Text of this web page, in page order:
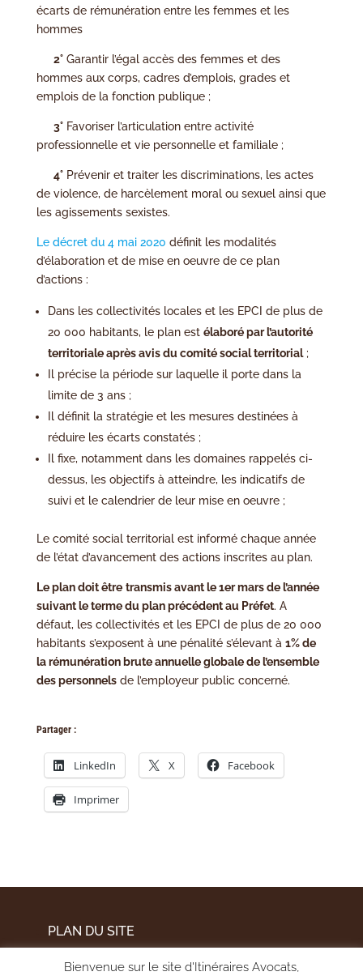
écarts de rémunération entre les femmes et les
hommes
2°Garantir l’égal accès des femmes et des
hommes aux corps, cadres d’emplois, grades et
emplois de la fonction publique ;
3°Favoriser l’articulation entre activité
professionnelle et vie personnelle et familiale ;
4°Prévenir et traiter les discriminations, les actes
de violence, de harcèlement moral ou sexuel ainsi que
les agissements sexistes.
Le décret du 4 mai 2020 définit les modalités
d’élaboration et de mise en oeuvre de ce plan
d’actions :
Dans les collectivités locales et les EPCI de plus de
20 000 habitants, le plan est élaboré par l’autorité
territoriale après avis du comité social territorial;
Il précise la période sur laquelle il porte dans la
limite de 3 ans ;
Il définit la stratégie et les mesures destinées à
réduire les écarts constatés ;
Il fixe, notamment dans les domaines rappelés ci-
dessus, les objectifs à atteindre, les indicatifs de
suivi et le calendrier de leur mise en oeuvre ;
Le comité social territorial est informé chaque année
de l’état d’avancement des actions inscrites au plan.
Le plan doit être transmis avant le 1er mars de l’année
suivant le terme du plan précédent au Préfet. A
défaut, les collectivités et les EPCI de plus de 20 000
habitants s’exposent à une pénalité s’élevant à 1% de
la rémunération brute annuelle globale de l’ensemble
des personnelsde l’employeur public concerné.
Partager :
LinkedIn X Facebook
Imprimer
PLAN DU SITE
Bienvenue sur le site d'Itinéraires Avocats,